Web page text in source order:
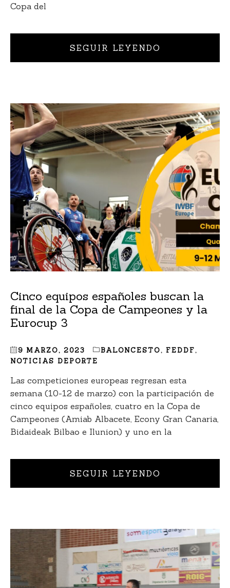
Copa del
SEGUIR LEYENDO
Cinco equipos españoles buscan la
final de la Copa de Campeones y la
Eurocup 3
9 MARZO, 2023 BALONCESTO, FEDDF,
NOTICIAS DEPORTE
Las competiciones europeas regresan esta
semana (10-12 de marzo) con la participación de
cinco equipos españoles, cuatro en la Copa de
Campeones (Amiab Albacete, Econy Gran Canaria,
Bidaideak Bilbao e Ilunion) y uno en la
SEGUIR LEYENDO